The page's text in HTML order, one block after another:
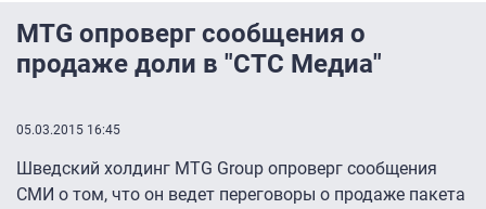
MTG опроверг сообщения о
продаже доли в "СТС Медиа"
05.03.2015 16:45
Шведский холдинг MTG Group опроверг сообщения
СМИ о том, что он ведет переговоры о продаже пакета